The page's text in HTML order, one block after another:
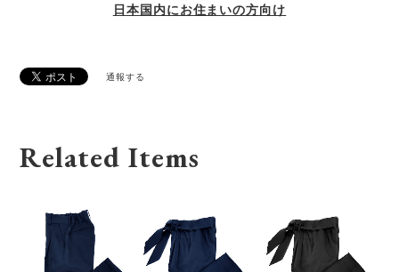
日本国内にお住まいの方向け
通報する
Related Items